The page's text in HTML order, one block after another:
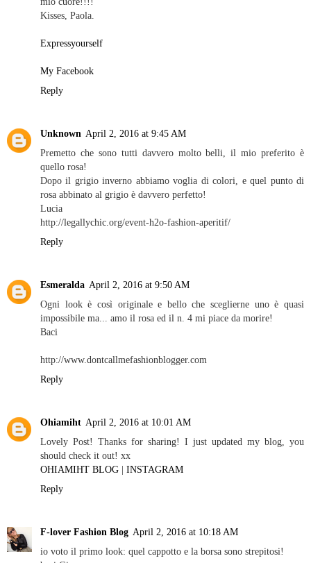
Kisses, Paola.
Expressyourself
My Facebook
Reply
Unknown April 2, 2016 at 9:45 AM
Premetto che sono tutti davvero molto belli, il mio preferito è
quello rosa!
Dopo il grigio inverno abbiamo voglia di colori, e quel punto di
rosa abbinato al grigio è davvero perfetto!
Lucia
http://legallychic.org/event-h2o-fashion-aperitif/
Reply
Esmeralda April 2, 2016 at 9:50 AM
Ogni look è così originale e bello che sceglierne uno è quasi
impossibile ma... amo il rosa ed il n. 4 mi piace da morire!
Baci
http://www.dontcallmefashionblogger.com
Reply
Ohiamiht April 2, 2016 at 10:01 AM
Lovely Post! Thanks for sharing! I just updated my blog, you
should check it out! xx
OHIAMIHT BLOG | INSTAGRAM
Reply
F-lover Fashion Blog April 2, 2016 at 10:18 AM
io voto il primo look: quel cappotto e la borsa sono strepitosi!